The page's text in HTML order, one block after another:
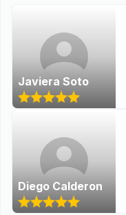
Javiera Soto
Diego Calderon